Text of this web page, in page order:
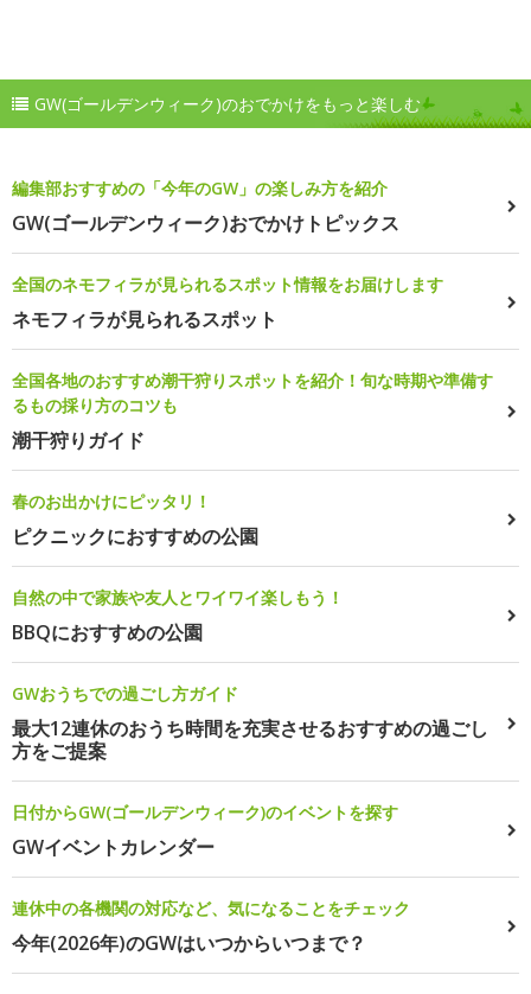
GW(ゴールデンウィーク)のおでかけをもっと楽しむ
編集部おすすめの「今年のGW」の楽しみ方を紹介
GW(ゴールデンウィーク)おでかけトピックス
全国のネモフィラが見られるスポット情報をお届けします
ネモフィラが見られるスポット
全国各地のおすすめ潮干狩りスポットを紹介！旬な時期や準備す
るもの採り方のコツも
潮干狩りガイド
春のお出かけにピッタリ！
ピクニックにおすすめの公園
自然の中で家族や友人とワイワイ楽しもう！
BBQにおすすめの公園
GWおうちでの過ごし方ガイド
最大12連休のおうち時間を充実させるおすすめの過ごし
方をご提案
日付からGW(ゴールデンウィーク)のイベントを探す
GWイベントカレンダー
連休中の各機関の対応など、気になることをチェック
今年(2026年)のGWはいつからいつまで？